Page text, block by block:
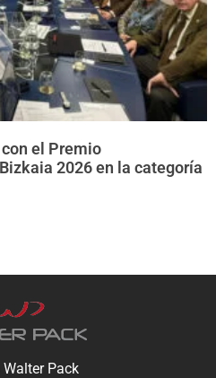
el Premio
2026 en la categoría
Pack